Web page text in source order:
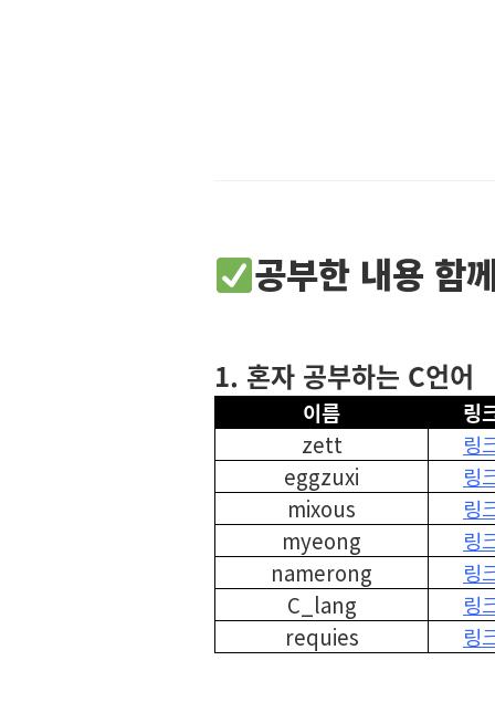
공부한 내용 함
1. 혼자 공부하는 C언어
이름 링
zett
링
eggzuxi
링
mixous
링
myeong
링
namerong
링
C_lang
링
requies
링